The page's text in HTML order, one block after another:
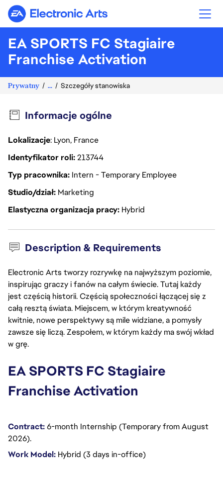
Electronic Arts
EA SPORTS FC Stagiaire
Franchise Activation
Prywatny ... Szczegóły stanowiska
Informacje ogólne
Lokalizacje: Lyon, France
Identyfikator roli213744
Typ pracownika Intern - Temporary Employee
Studio/dział Marketing
Elastyczna organizacja pracy Hybrid
Description & Requirements
Electronic Arts tworzy rozrywkę na najwyższym poziomie,
inspirując graczy i fanów na całym świecie. Tutaj każdy
jest częścią historii. Częścią społeczności łączącej się z
całą resztą świata. Miejscem, w którym kreatywność
kwitnie, nowe perspektywy są mile widziane, a pomysły
zawsze się liczą. Zespołem, w którym każdy ma swój wkład
w grę.
EA SPORTS FC Stagiaire
Franchise Activation
Contract:6-month Internship (Temporary from August
2026).
Work Model: Hybrid (3 days in-office)